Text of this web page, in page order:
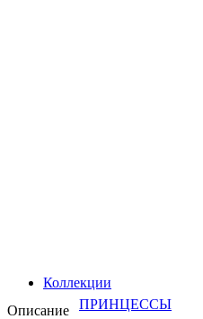
Коллекции
ПРИНЦЕССЫ
Описание